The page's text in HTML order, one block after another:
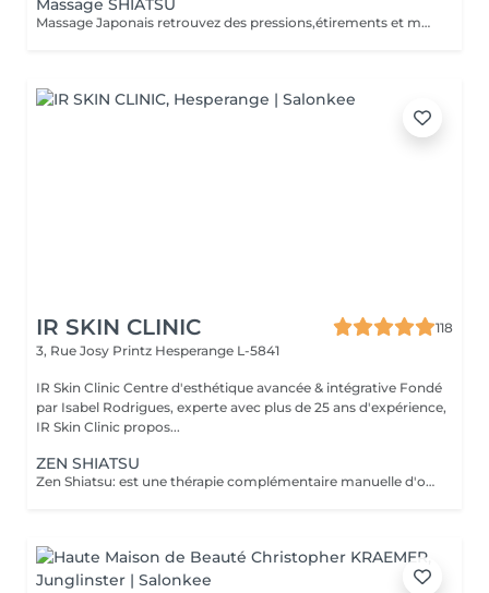
Massage SHIATSU
Massage Japonais retrouvez des pressions,étirements et mobilisations articulaires. Les pressions sont adaptées à votre choix, douces ou fortes Prévoir une tenue ample et des chaussettes propres.
IR SKIN CLINIC
118
3, Rue Josy Printz Hesperange L-5841
IR Skin Clinic Centre d'esthétique avancée & intégrative Fondé
par Isabel Rodrigues, experte avec plus de 25 ans d'expérience,
IR Skin Clinic propos...
ZEN SHIATSU
Zen Shiatsu: est une thérapie complémentaire manuelle d'origine japonaise, proche de l'acupuncture mais sans aiguilles. C'est une forme de massage, qui équilibre le yin et le yang et stimule ainsi les forces d'autorégulation naturelles du corps. Elle se base sur les méridiens connus dans la Médecine Traditionnelle Chinoise (MTC).